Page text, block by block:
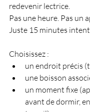
redevenir lectrice.
Pas une heure. Pas un
Juste 15 minutes
Choisissez :
un endroit précis
une boisson
un moment fixe
avant de dormir,